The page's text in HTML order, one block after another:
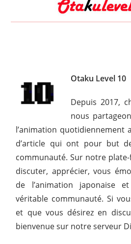
Otaku Level 10
Depuis 2017,
nous
l’animation quotidiennement
d’article qui ont pour but
communauté. Sur notre
discuter, apprécier, vous
de l’animation japonaise
véritable communauté. Si
et que vous désirez en
bienvenue sur notre serveur